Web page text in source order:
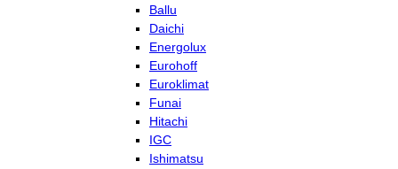
Ballu
Daichi
Energolux
Eurohoff
Euroklimat
Funai
Hitachi
IGC
Ishimatsu